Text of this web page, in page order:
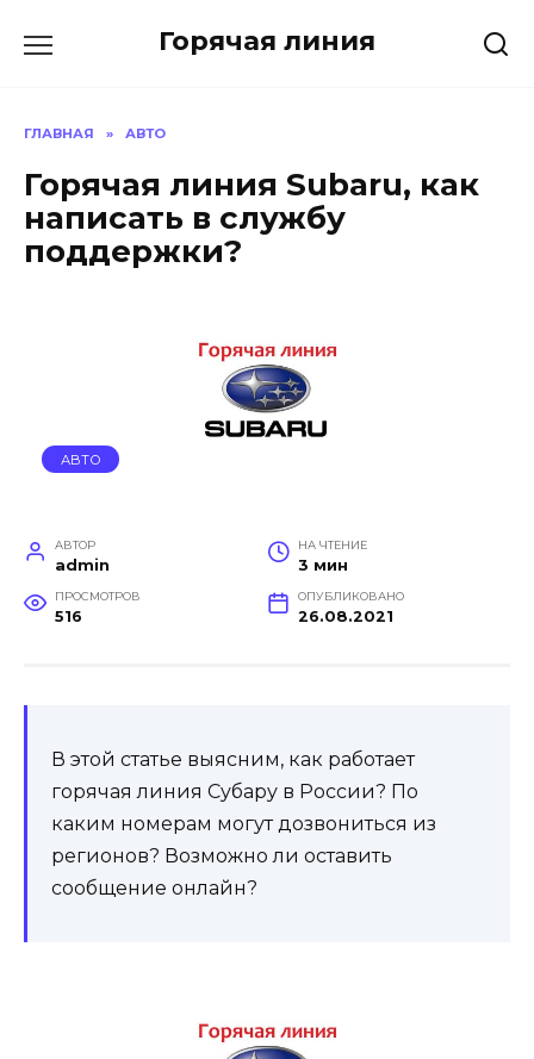
Горячая линия
ГЛАВНАЯ » АВТО
Горячая линия Subaru, как
написать в службу
поддержки?
АВТО
АВТОР
admin
НА ЧТЕНИЕ
3 мин
ПРОСМОТРОВ
516
ОПУБЛИКОВАНО
26.08.2021
В этой статье выясним, как работает
горячая линия Субару в России? По
каким номерам могут дозвониться из
регионов? Возможно ли оставить
сообщение онлайн?